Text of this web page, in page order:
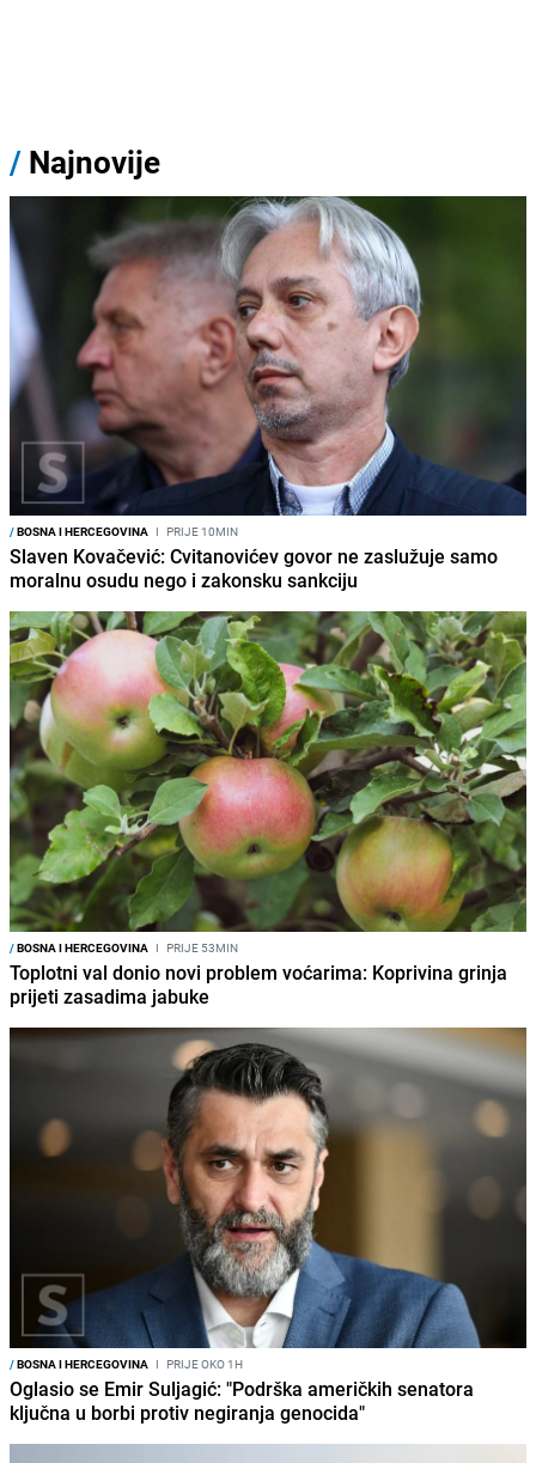
/ Najnovije
/BOSNA I HERCEGOVINA I PRIJE 10MIN
Slaven Kovačević: Cvitanovićev govor ne zaslužuje samo
moralnu osudu nego i zakonsku sankciju
/BOSNA I HERCEGOVINA I PRIJE 53MIN
Toplotni val donio novi problem voćarima: Koprivina grinja
prijeti zasadima jabuke
/BOSNA I HERCEGOVINA I PRIJE OKO 1H
Oglasio se Emir Suljagić: "Podrška američkih senatora
ključna u borbi protiv negiranja genocida"